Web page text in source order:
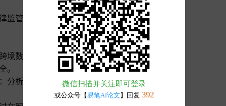
管中存在的问题，像监管空白、监管冲突
数据流动过程中涉及的隐私保护问题，制定
。
析互联网平台在运营过程中应该承担的法律